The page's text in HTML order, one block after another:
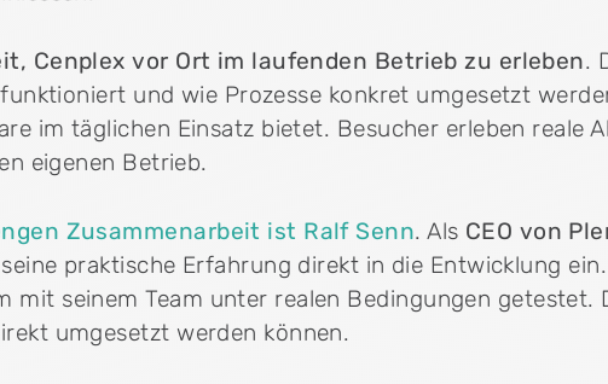
Cenplex Experts
Persönlicher Beratungsservice direkt von unseren
Cenplex-Experten.
mark_email_read Cenplex E-Mail-Vorlagen
Individuelle HTML-Vorlage für deine Praxis-E-Mails.
Integriere Fitnessangebote in deiner
Physiotherapiepraxis – ohne doppelten
Verwaltungsaufwand.
Die Software ist optimal auf
komplementärmedizinische Leistungen nach
Tarif 590 (EMR) und 999 zugeschnitten.
Cenplex vor Ort im laufenden Betrieb zu erleben.
und wie Prozesse konkret umgesetzt
im täglichen Einsatz bietet. Besucher erleben reale
eigenen Betrieb.
Zusammenarbeit ist Ralf Senn. Als CEO von
praktische Erfahrung direkt in die Entwicklung
mit seinem Team unter realen Bedingungen
umgesetzt werden können.